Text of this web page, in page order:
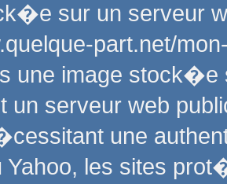
sur un serveur
part.net/
une image
un serveur web
une
Yahoo, les sites